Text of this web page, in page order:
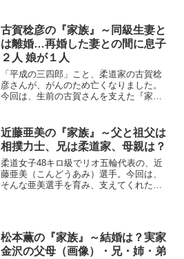
古賀稔彦の『家族』～同級生妻と
は離婚…再婚した妻との間に息子
２人 娘が１人
「平成の三四郎」こと、柔道家の古賀稔
彦さんが、がんのため亡くなりました。
今回は、生前の古賀さんを支えた『家
（こが・としひこ）生年月日：1967年
（昭和42年）11月21日...
近藤亜美の『家族』～父と祖父は
相撲力士、兄は柔道家、母親は？
柔道女子48キロ級でリオ五輪代表の、近
藤亜美（こんどうあみ）選手。今回は、
そんな亜美選手を育み、支えてくれた
祖父・次郎さん（享年79...
松本薫の『家族』～結婚は？実家
金沢の父母（画像）・兄・姉・弟